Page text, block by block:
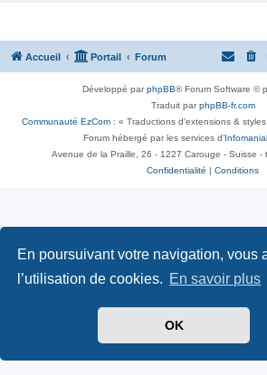
En poursuivant votre navigation, vous
l’utilisation de cookies. En savoir plus
OK
Accueil Portail Forum
Développé parphpBB® Forum Software ©
Traduit parphpBB-fr.com
Communauté EzCom : « Traductions d'extensions &
Forum hébergé par les services d’
Avenue de la Praille, 26 - 1227 Carouge - Suisse
Confidentialité
Conditions